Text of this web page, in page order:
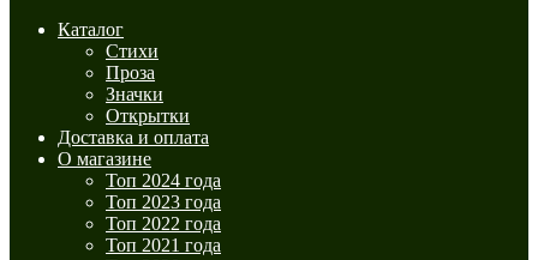
Каталог
Стихи
Проза
Значки
Открытки
Доставка и оплата
О магазине
Топ 2024 года
Топ 2023 года
Топ 2022 года
Топ 2021 года